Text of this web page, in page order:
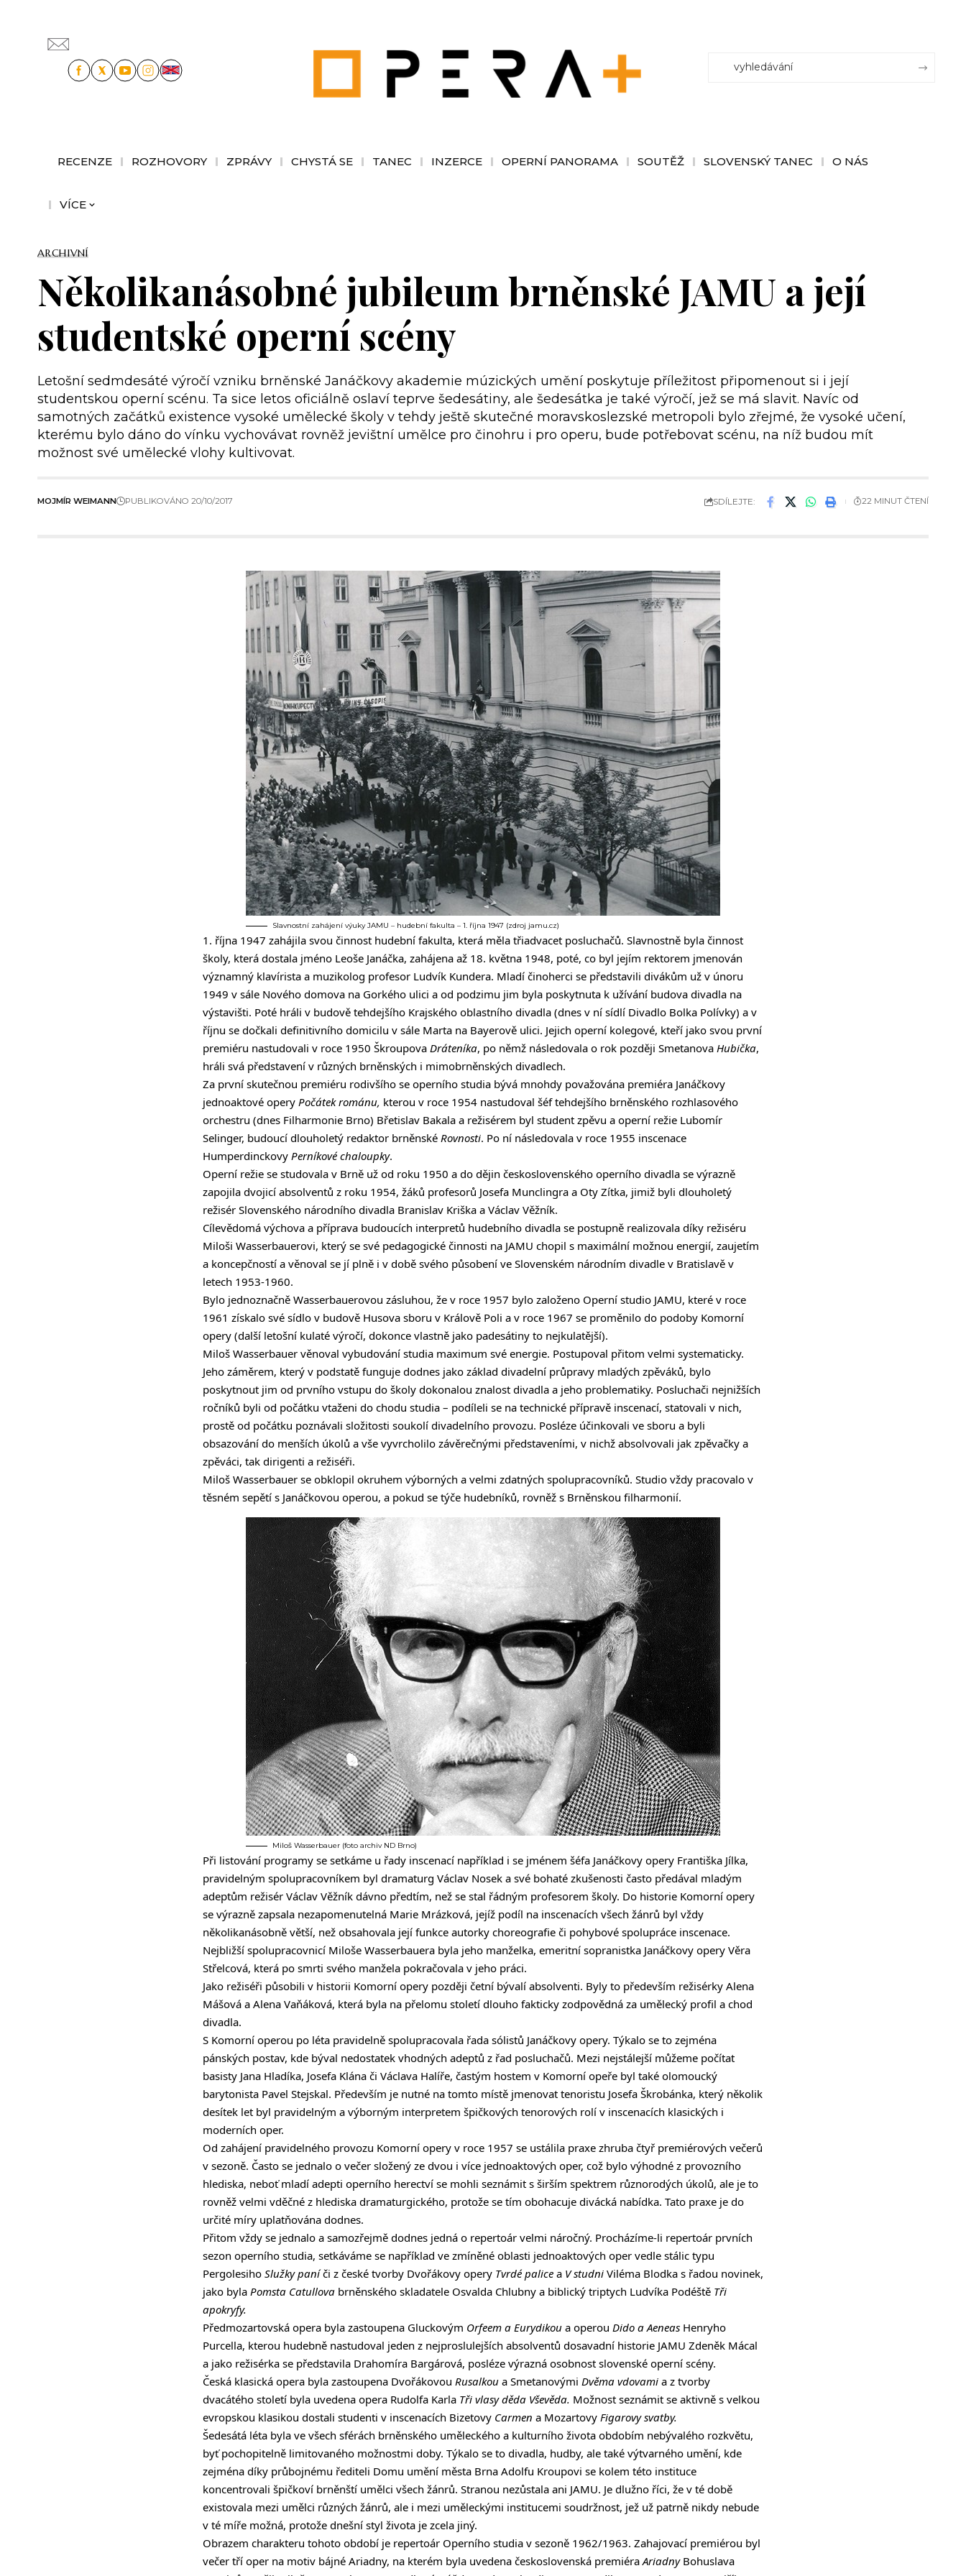
RECENZE ROZHOVORY ZPRÁVY CHYSTÁ SE TANEC INZERCE OPERNÍ PANORAMA SOUTĚŽ SLOVENSKÝ TANEC O NÁS
VÍCE
ARCHIVNÍ
Několikanásobné jubileum brněnské JAMU a její
studentské operní scény
Letošní sedmdesáté výročí vzniku brněnské Janáčkovy akademie múzických umění poskytuje příležitost připomenout si i její
studentskou operní scénu. Ta sice letos oficiálně oslaví teprve šedesátiny, ale šedesátka je také výročí, jež se má slavit. Navíc od
samotných začátků existence vysoké umělecké školy v tehdy ještě skutečné moravskoslezské metropoli bylo zřejmé, že vysoké učení,
kterému bylo dáno do vínku vychovávat rovněž jevištní umělce pro činohru i pro operu, bude potřebovat scénu, na níž budou mít
možnost své umělecké vlohy kultivovat.
MOJMÍR WEIMANN PUBLIKOVÁNO 20/10/2017 SDÍLEJTE: 22 MINUT ČTENÍ
Slavnostní zahájení výuky JAMU – hudební fakulta – 1. října 1947 (zdroj jamu.cz)
1. října 1947 zahájila svou činnost hudební fakulta, která měla třiadvacet posluchačů. Slavnostně byla činnost
školy, která dostala jméno Leoše Janáčka, zahájena až 18. května 1948, poté, co byl jejím rektorem jmenován
významný klavírista a muzikolog profesor Ludvík Kundera. Mladí činoherci se představili divákům už v únoru
1949 v sále Nového domova na Gorkého ulici a od podzimu jim byla poskytnuta k užívání budova divadla na
výstavišti. Poté hráli v budově tehdejšího Krajského oblastního divadla (dnes v ní sídlí Divadlo Bolka Polívky) a v
říjnu se dočkali definitivního domicilu v sále Marta na Bayerově ulici. Jejich operní kolegové, kteří jako svou první
premiéru nastudovali v roce 1950 Škroupova Dráteníka, po němž následovala o rok později Smetanova Hubička,
hráli svá představení v různých brněnských i mimobrněnských divadlech.
Za první skutečnou premiéru rodivšího se operního studia bývá mnohdy považována premiéra Janáčkovy
jednoaktové opery Počátek románu, kterou v roce 1954 nastudoval šéf tehdejšího brněnského rozhlasového
orchestru (dnes Filharmonie Brno) Břetislav Bakala a režisérem byl student zpěvu a operní režie Lubomír
Selinger, budoucí dlouholetý redaktor brněnské Rovnosti. Po ní následovala v roce 1955 inscenace
Humperdinckovy Perníkové chaloupky.
Operní režie se studovala v Brně už od roku 1950 a do dějin československého operního divadla se výrazně
zapojila dvojicí absolventů z roku 1954, žáků profesorů Josefa Munclingra a Oty Zítka, jimiž byli dlouholetý
režisér Slovenského národního divadla Branislav Kriška a Václav Věžník.
Cílevědomá výchova a příprava budoucích interpretů hudebního divadla se postupně realizovala díky režiséru
Miloši Wasserbauerovi, který se své pedagogické činnosti na JAMU chopil s maximální možnou energií, zaujetím
a koncepčností a věnoval se jí plně i v době svého působení ve Slovenském národním divadle v Bratislavě v
letech 1953-1960.
Bylo jednoznačně Wasserbauerovou zásluhou, že v roce 1957 bylo založeno Operní studio JAMU, které v roce
1961 získalo své sídlo v budově Husova sboru v Králově Poli a v roce 1967 se proměnilo do podoby Komorní
opery (další letošní kulaté výročí, dokonce vlastně jako padesátiny to nejkulatější).
Miloš Wasserbauer věnoval vybudování studia maximum své energie. Postupoval přitom velmi systematicky.
Jeho záměrem, který v podstatě funguje dodnes jako základ divadelní průpravy mladých zpěváků, bylo
poskytnout jim od prvního vstupu do školy dokonalou znalost divadla a jeho problematiky. Posluchači nejnižších
ročníků byli od počátku vtaženi do chodu studia – podíleli se na technické přípravě inscenací, statovali v nich,
prostě od počátku poznávali složitosti soukolí divadelního provozu. Posléze účinkovali ve sboru a byli
obsazování do menších úkolů a vše vyvrcholilo závěrečnými představeními, v nichž absolvovali jak zpěvačky a
zpěváci, tak dirigenti a režiséři.
Miloš Wasserbauer se obklopil okruhem výborných a velmi zdatných spolupracovníků. Studio vždy pracovalo v
těsném sepětí s Janáčkovou operou, a pokud se týče hudebníků, rovněž s Brněnskou filharmonií.
Miloš Wasserbauer (foto archiv ND Brno)
Při listování programy se setkáme u řady inscenací například i se jménem šéfa Janáčkovy opery Františka Jílka,
pravidelným spolupracovníkem byl dramaturg Václav Nosek a své bohaté zkušenosti často předával mladým
adeptům režisér Václav Věžník dávno předtím, než se stal řádným profesorem školy. Do historie Komorní opery
se výrazně zapsala nezapomenutelná Marie Mrázková, jejíž podíl na inscenacích všech žánrů byl vždy
několikanásobně větší, než obsahovala její funkce autorky choreografie či pohybové spolupráce inscenace.
Nejbližší spolupracovnicí Miloše Wasserbauera byla jeho manželka, emeritní sopranistka Janáčkovy opery Věra
Střelcová, která po smrti svého manžela pokračovala v jeho práci.
Jako režiséři působili v historii Komorní opery později četní bývalí absolventi. Byly to především režisérky Alena
Mášová a Alena Vaňáková, která byla na přelomu století dlouho fakticky zodpovědná za umělecký profil a chod
divadla.
S Komorní operou po léta pravidelně spolupracovala řada sólistů Janáčkovy opery. Týkalo se to zejména
pánských postav, kde býval nedostatek vhodných adeptů z řad posluchačů. Mezi nejstálejší můžeme počítat
basisty Jana Hladíka, Josefa Klána či Václava Halíře, častým hostem v Komorní opeře byl také olomoucký
barytonista Pavel Stejskal. Především je nutné na tomto místě jmenovat tenoristu Josefa Škrobánka, který několik
desítek let byl pravidelným a výborným interpretem špičkových tenorových rolí v inscenacích klasických i
moderních oper.
Od zahájení pravidelného provozu Komorní opery v roce 1957 se ustálila praxe zhruba čtyř premiérových večerů
v sezoně. Často se jednalo o večer složený ze dvou i více jednoaktových oper, což bylo výhodné z provozního
hlediska, neboť mladí adepti operního herectví se mohli seznámit s širším spektrem různorodých úkolů, ale je to
rovněž velmi vděčné z hlediska dramaturgického, protože se tím obohacuje divácká nabídka. Tato praxe je do
určité míry uplatňována dodnes.
Přitom vždy se jednalo a samozřejmě dodnes jedná o repertoár velmi náročný. Procházíme-li repertoár prvních
sezon operního studia, setkáváme se například ve zmíněné oblasti jednoaktových oper vedle stálic typu
Pergolesiho Služky paníči z české tvorby Dvořákovy opery Tvrdé palice a V studni Viléma Blodka s řadou novinek,
jako byla Pomsta Catullova brněnského skladatele Osvalda Chlubny a biblický triptych Ludvíka Podéště Tři
apokryfy.
Předmozartovská opera byla zastoupena Gluckovým Orfeem a Eurydikou a operou Dido a Aeneas Henryho
Purcella, kterou hudebně nastudoval jeden z nejproslulejších absolventů dosavadní historie JAMU Zdeněk Mácal
a jako režisérka se představila Drahomíra Bargárová, posléze výrazná osobnost slovenské operní scény.
Česká klasická opera byla zastoupena Dvořákovou Rusalkou a Smetanovými Dvěma vdovami a z tvorby
dvacátého století byla uvedena opera Rudolfa Karla Tři vlasy děda Vševěda. Možnost seznámit se aktivně s velkou
evropskou klasikou dostali studenti v inscenacích Bizetovy Carmen a Mozartovy Figarovy svatby.
Šedesátá léta byla ve všech sférách brněnského uměleckého a kulturního života obdobím nebývalého rozkvětu,
byť pochopitelně limitovaného možnostmi doby. Týkalo se to divadla, hudby, ale také výtvarného umění, kde
zejména díky průbojnému řediteli Domu umění města Brna Adolfu Kroupovi se kolem této instituce
koncentrovali špičkoví brněnští umělci všech žánrů. Stranou nezůstala ani JAMU. Je dlužno říci, že v té době
existovala mezi umělci různých žánrů, ale i mezi uměleckými institucemi soudržnost, jež už patrně nikdy nebude
v té míře možná, protože dnešní styl života je zcela jiný.
Obrazem charakteru tohoto období je repertoár Operního studia v sezoně 1962/1963. Zahajovací premiérou byl
večer tří oper na motiv bájné Ariadny, na kterém byla uvedena československá premiéra AriadnyBohuslava